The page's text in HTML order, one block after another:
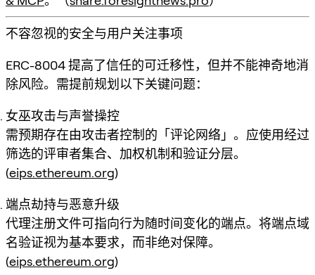
不容忽视的安全与用户关注事项
ERC-8004 提高了信任的可迁移性，但并不能神奇地消
除风险。需提前规划以下关键问题：
女巫攻击与声誉操控
需预期存在由攻击者控制的「评论网络」。应使用经过
筛选的评审者集合、加权机制和验证分层。
(eips.ethereum.org)
端点劫持与恶意升级
代理注册文件可指向行为随时间变化的端点。将端点域
名验证视为基本要求，而非绝对保障。
(eips.ethereum.org)